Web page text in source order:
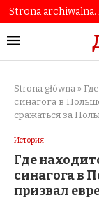
Strona archiwalna.
Strona główna »
синагога в
сражаться за
История
Где
синагога в
призвал